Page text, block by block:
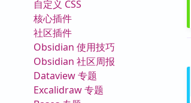
自定义 CSS
核心插件
社区插件
Obsidian 使用技巧
Obsidian 社区周报
Dataview 专题
Excalidraw 专题